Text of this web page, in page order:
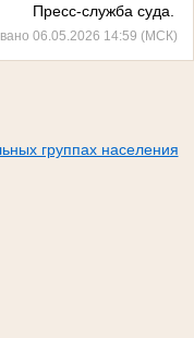
Пресс-служба суда.
06.05.2026 14:59 (МСК)
группах населения